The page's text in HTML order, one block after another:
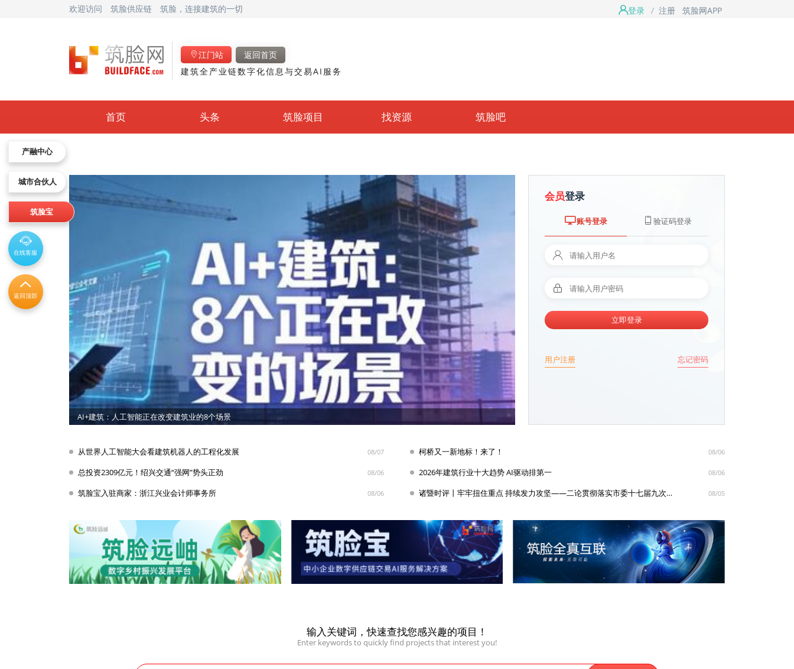
欢迎访问 筑脸供应链 筑脸，连接建筑的一切 登录 / 注册 筑脸网APP
江门站
返回首页
建筑全产业链数字化信息与交易AI服务
首页 头条 筑脸项目 找资源 筑脸吧
产融中心
城市合伙人
筑脸宝
在线客服
返回顶部
AI+建筑：人工智能正在改变建筑业的8个场景
会员登录
账号登录 验证码登录
立即登录
用户注册 忘记密码
从世界人工智能大会看建筑机器人的工程化发展 08/07 柯桥又一新地标！来了！ 08/06
总投资2309亿元！绍兴交通“强网”势头正劲 08/06 2026年建筑行业十大趋势 AI驱动排第一 08/06
筑脸宝入驻商家：浙江兴业会计师事务所 08/06 诸暨时评丨牢牢扭住重点 持续发力攻坚——二论贯彻落实市委十七届九次全体会议暨市政府十八届九次全体会议精神 08/05
输入关键词，快速查找您感兴趣的项目！
Enter keywords to quickly find projects that interest you!